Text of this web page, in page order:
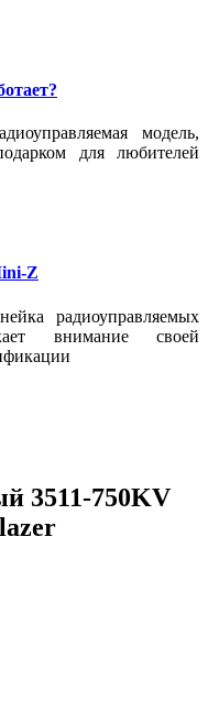
модель,
для любителей
Z
радиоуправляемых
внимание своей
3511-750KV